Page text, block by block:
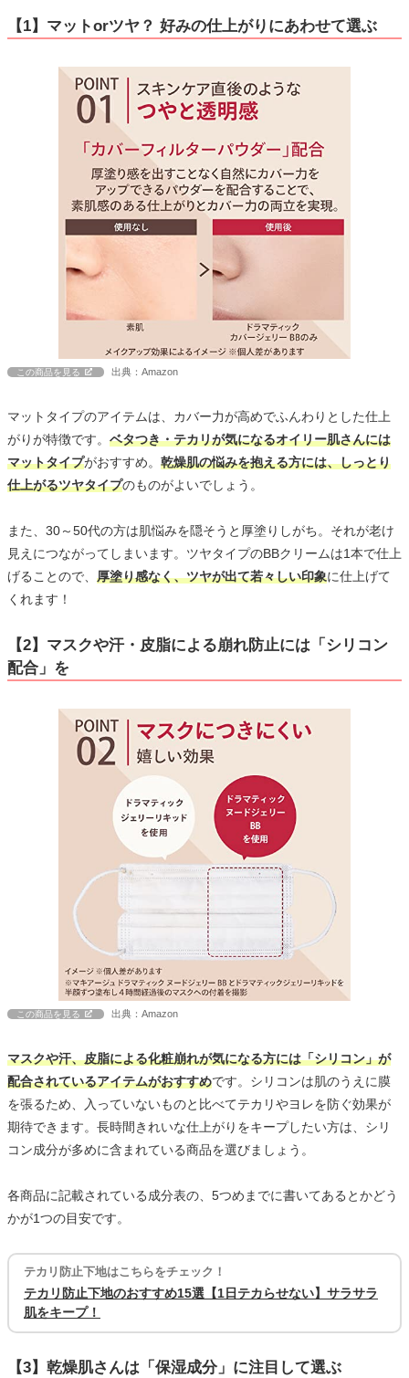
【1】マットorツヤ？ 好みの仕上がりにあわせて選ぶ
この商品を見る 出典：Amazon
マットタイプのアイテムは、カバー力が高めでふんわりとした仕上
がりが特徴です。 ベタつき・テカリが気になるオイリー肌さんには
マットタイプがおすすめ。 乾燥肌の悩みを抱える方には、しっとり
仕上がるツヤタイプのものがよいでしょう。
また、30～50代の方は肌悩みを隠そうと厚塗りしがち。それが老け
見えにつながってしまいます。ツヤタイプのBBクリームは1本で仕上
げることので、 厚塗り感なく、ツヤが出て若々しい印象に仕上げて
くれます！
【2】マスクや汗・皮脂による崩れ防止には「シリコン
配合」を
この商品を見る 出典：Amazon
マスクや汗、皮脂による化粧崩れが気になる方には「シリコン」が
配合されているアイテムがおすすめです。シリコンは肌のうえに膜
を張るため、入っていないものと比べてテカリやヨレを防ぐ効果が
期待できます。長時間きれいな仕上がりをキープしたい方は、シリ
コン成分が多めに含まれている商品を選びましょう。
各商品に記載されている成分表の、5つめまでに書いてあるとかどう
かが1つの目安です。
テカリ防止下地はこちらをチェック！
テカリ防止下地のおすすめ15選【1日テカらせない】サラサラ
肌をキープ！
【3】乾燥肌さんは「保湿成分」に注目して選ぶ